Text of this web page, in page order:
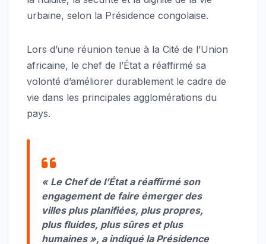
urbaine, selon la Présidence congolaise.
Lors d’une réunion tenue à la Cité de l’Union
africaine, le chef de l’État a réaffirmé sa
volonté d’améliorer durablement le cadre de
vie dans les principales agglomérations du
pays.
« Le Chef de l’État a réaffirmé son
engagement de faire émerger des
villes plus planifiées, plus propres,
plus fluides, plus sûres et plus
humaines », a indiqué la Présidence